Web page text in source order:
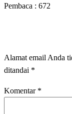
Pembaca : 672
Alamat email Anda
ditandai *
Komentar *